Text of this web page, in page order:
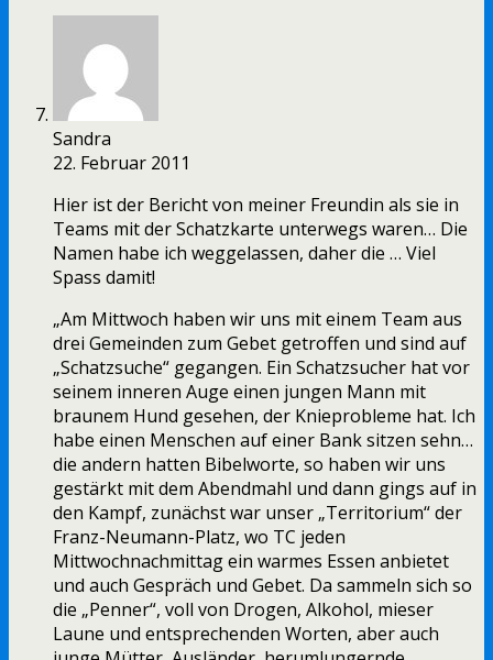
Sandra
22. Februar 2011
Hier ist der Bericht von meiner Freundin als sie in
Teams mit der Schatzkarte unterwegs waren… Die
Namen habe ich weggelassen, daher die … Viel
Spass damit!
„Am Mittwoch haben wir uns mit einem Team aus
drei Gemeinden zum Gebet getroffen und sind auf
„Schatzsuche“ gegangen. Ein Schatzsucher hat vor
seinem inneren Auge einen jungen Mann mit
braunem Hund gesehen, der Knieprobleme hat. Ich
habe einen Menschen auf einer Bank sitzen sehn…
die andern hatten Bibelworte, so haben wir uns
gestärkt mit dem Abendmahl und dann gings auf in
den Kampf, zunächst war unser „Territorium“ der
Franz-Neumann-Platz, wo TC jeden
Mittwochnachmittag ein warmes Essen anbietet
und auch Gespräch und Gebet. Da sammeln sich so
die „Penner“, voll von Drogen, Alkohol, mieser
Laune und entsprechenden Worten, aber auch